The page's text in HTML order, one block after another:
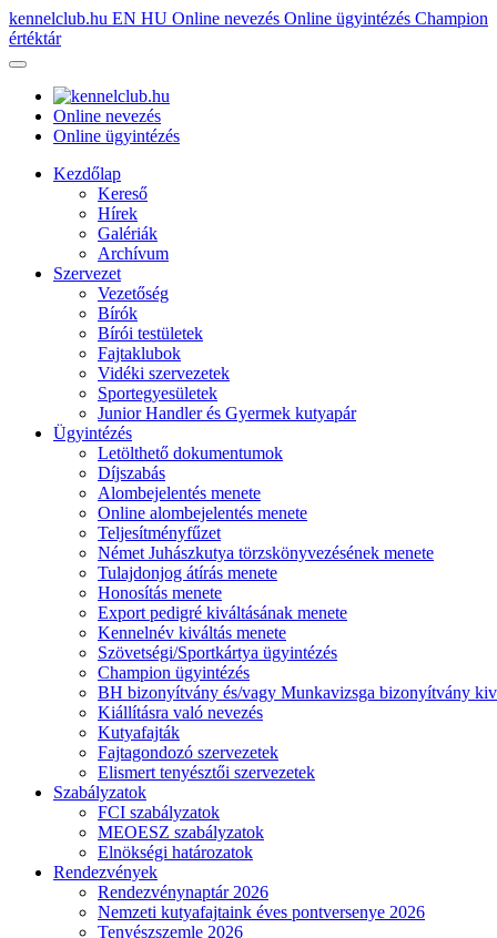
kennelclub.hu EN HU Online nevezés Online ügyintézés Champion
értéktár
Online nevezés
Online ügyintézés
Kezdőlap
Kereső
Hírek
Galériák
Archívum
Szervezet
Vezetőség
Bírók
Bírói testületek
Fajtaklubok
Vidéki szervezetek
Sportegyesületek
Junior Handler és Gyermek kutyapár
Ügyintézés
Letölthető dokumentumok
Díjszabás
Alombejelentés menete
Online alombejelentés menete
Teljesítményfűzet
Német Juhászkutya törzskönyvezésének menete
Tulajdonjog átírás menete
Honosítás menete
Export pedigré kiváltásának menete
Kennelnév kiváltás menete
Szövetségi/Sportkártya ügyintézés
Champion ügyintézés
BH bizonyítvány és/vagy Munkavizsga bizonyítvány
Kiállításra való nevezés
Kutyafajták
Fajtagondozó szervezetek
Elismert tenyésztői szervezetek
Szabályzatok
FCI szabályzatok
MEOESZ szabályzatok
Elnökségi határozatok
Rendezvények
Rendezvénynaptár 2026
Nemzeti kutyafajtaink éves pontversenye 2026
Tenyészszemle 2026